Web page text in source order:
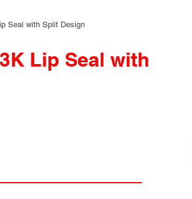
Seal with Split Design
Lip Seal with